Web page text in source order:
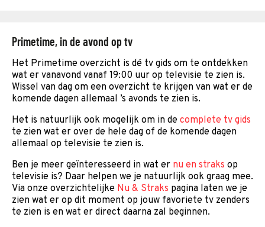
Primetime, in de avond op tv
Het Primetime overzicht is dé tv gids om te ontdekken
wat er vanavond vanaf 19:00 uur op televisie te zien is.
Wissel van dag om een overzicht te krijgen van wat er de
komende dagen allemaal ’s avonds te zien is.
Het is natuurlijk ook mogelijk om in de complete tv gids
te zien wat er over de hele dag of de komende dagen
allemaal op televisie te zien is.
Ben je meer geïnteresseerd in wat er nu en straks op
televisie is? Daar helpen we je natuurlijk ook graag mee.
Via onze overzichtelijke Nu & Straks pagina laten we je
zien wat er op dit moment op jouw favoriete tv zenders
te zien is en wat er direct daarna zal beginnen.